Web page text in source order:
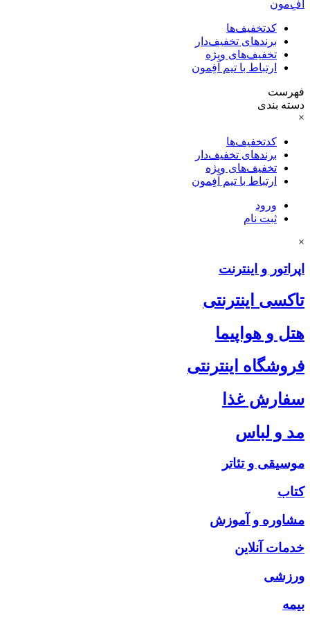
آفِ‌مون
کدتخفیف‌ها
برندهای تخفیف‌دار
تخفیف‌های ویژه
ارتباط با تیم آفِمون
فهرست
دسته بندی
×
کدتخفیف‌ها
برندهای تخفیف‌دار
تخفیف‌های ویژه
ارتباط با تیم آفِمون
ورود
ثبت نام
×
اپراتور و اینترنت
تاکسی اینترنتی
هتل و هواپیما
فروشگاه اینترنتی
سفارش غذا
مد و لباس
موسیقی و تئاتر
کتاب
مشاوره و آموزش
خدمات آنلاین
ورزشی
بیمه